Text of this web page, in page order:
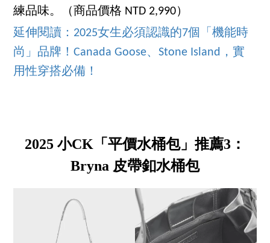
練品味。（商品價格 NTD 2,990）
延伸閱讀：2025女生必須認識的7個「機能時
尚」品牌！Canada Goose、Stone Island，實
用性穿搭必備！
2025 小CK「平價水桶包」推薦3：
Bryna 皮帶釦水桶包